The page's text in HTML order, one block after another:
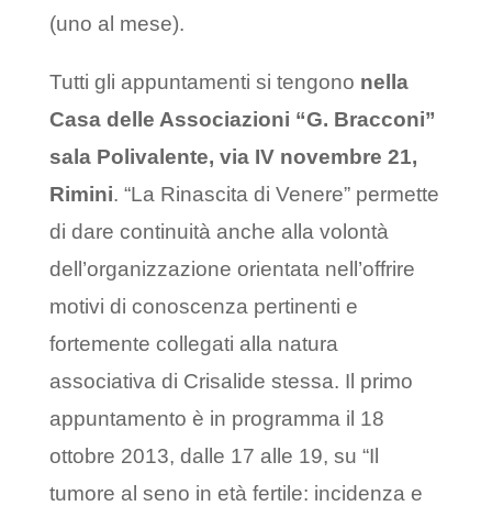
(uno al mese).
Tutti gli appuntamenti si tengono nella
Casa delle Associazioni “G. Bracconi”
sala Polivalente, via IV novembre 21,
Rimini. “La Rinascita di Venere” permette
di dare continuità anche alla volontà
dell’organizzazione orientata nell’offrire
motivi di conoscenza pertinenti e
fortemente collegati alla natura
associativa di Crisalide stessa. Il primo
appuntamento è in programma il 18
ottobre 2013, dalle 17 alle 19, su “Il
tumore al seno in età fertile: incidenza e